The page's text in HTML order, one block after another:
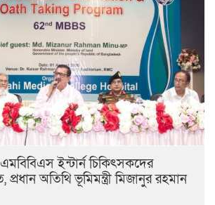
ইন্টার্ন চিকিৎসকদের
অতিথি ভূমিমন্ত্রী মিজানুর রহমান